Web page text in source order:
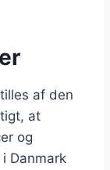
af den
at
og
Danmark